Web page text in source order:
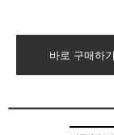
바로 구매하기